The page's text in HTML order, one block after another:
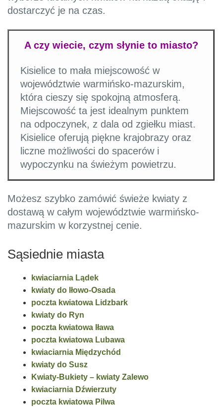
dostarczyć je na czas.
A czy wiecie, czym słynie to miasto?
Kisielice to mała miejscowość w
województwie warmińsko-mazurskim,
która cieszy się spokojną atmosferą.
Miejscowość ta jest idealnym punktem
na odpoczynek, z dala od zgiełku miast.
Kisielice oferują piękne krajobrazy oraz
liczne możliwości do spacerów i
wypoczynku na świeżym powietrzu.
Możesz szybko zamówić świeże kwiaty z
dostawą w całym województwie warmińsko-
mazurskim w korzystnej cenie.
Sąsiednie miasta
kwiaciarnia Lądek
kwiaty do Iłowo-Osada
poczta kwiatowa Lidzbark
kwiaty do Ryn
poczta kwiatowa Iława
poczta kwiatowa Lubawa
kwiaciarnia Międzychód
kwiaty do Susz
Kwiaty-Bukiety – kwiaty Zalewo
kwiaciarnia Dźwierzuty
poczta kwiatowa Pilwa